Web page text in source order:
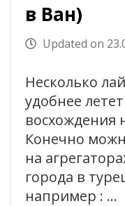
в Ван)
Updated on
Несколько
удобнее
восхождения
Конечно
на
города в
например : …